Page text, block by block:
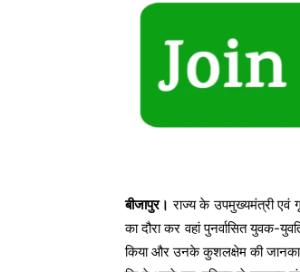
बीजापुर। राज्य के उपमुख्यमंत्री एवं
का दौरा कर वहां पुनर्वासित
किया और उनके कुशलक्षेम की